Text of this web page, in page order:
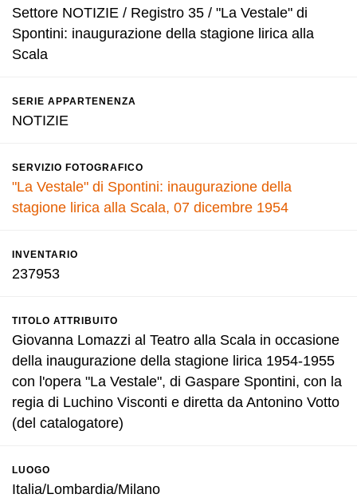
Settore NOTIZIE / Registro 35 / "La Vestale" di
Spontini: inaugurazione della stagione lirica alla
Scala
SERIE APPARTENENZA
NOTIZIE
SERVIZIO FOTOGRAFICO
"La Vestale" di Spontini: inaugurazione della
stagione lirica alla Scala, 07 dicembre 1954
INVENTARIO
237953
TITOLO ATTRIBUITO
Giovanna Lomazzi al Teatro alla Scala in occasione
della inaugurazione della stagione lirica 1954-1955
con l'opera "La Vestale", di Gaspare Spontini, con la
regia di Luchino Visconti e diretta da Antonino Votto
(del catalogatore)
LUOGO
Italia/Lombardia/Milano